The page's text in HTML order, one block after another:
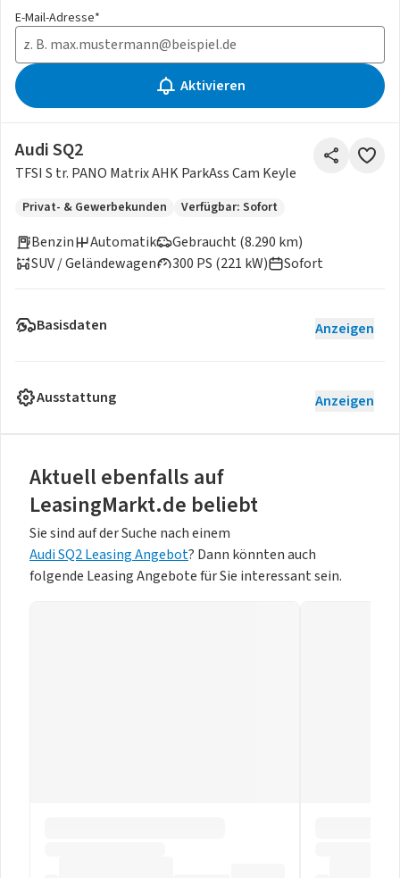
E-Mail-Adresse*
Aktivieren
Audi SQ2
TFSI S tr. PANO Matrix AHK ParkAss Cam Keyle
Privat- & Gewerbekunden Verfügbar: Sofort
Benzin
Gebraucht (8.290 km)
300 PS (221 kW)
Automatik
SUV / Geländewagen
Sofort
Basisdaten Anzeigen
Ausstattung Anzeigen
Aktuell ebenfalls auf
LeasingMarkt.de beliebt
Sie sind auf der Suche nach einem
Audi SQ2 Leasing Angebot? Dann könnten auch
folgende Leasing Angebote für Sie interessant sein.